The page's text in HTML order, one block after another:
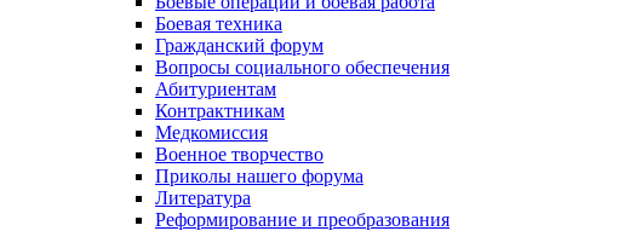
Боевая техника
Гражданский форум
Вопросы социального обеспечения
Абитуриентам
Контрактникам
Медкомиссия
Военное творчество
Приколы нашего форума
Литература
Реформирование и преобразования